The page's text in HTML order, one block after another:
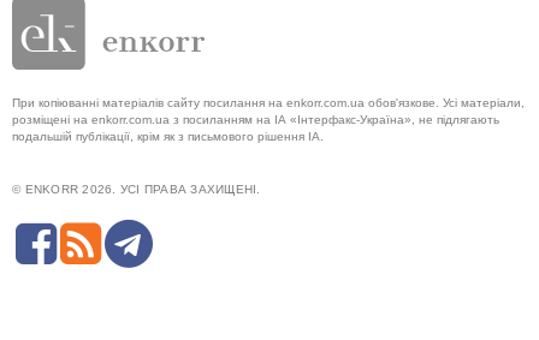
При копіюванні матеріалів сайту посилання на enkorr.com.ua обов'язкове. Усі матеріали,
розміщені на enkorr.com.ua з посиланням на ІА «Інтерфакс-Україна», не підлягають
подальшій публікації, крім як з письмового рішення ІА.
© ENKORR 2026. УСІ ПРАВА ЗАХИЩЕНІ.